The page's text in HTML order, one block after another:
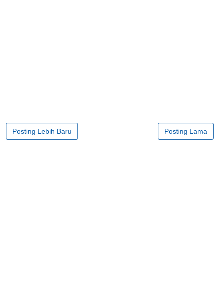
Posting Lebih Baru Posting Lama